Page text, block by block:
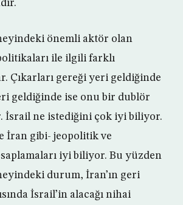
önemli aktör olan
ile ilgili farklı
Çıkarları gereği yeri geldiğinde
geldiğinde ise onu bir dublör
İsrail ne istediğini çok iyi biliyor.
İran gibi- jeopolitik ve
iyi biliyor. Bu yüzden
durum, İran’ın geri
İsrail’in alacağı nihai